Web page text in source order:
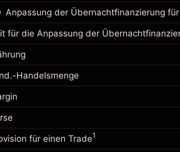
Erfahren Sie mehr über:
CFDs
Margin. Ihre Investition
Übernachtfinanzierung
Gebühren aus fremdfinanzierten
Anpassung der Übernachtfinanzierung
Anpassung der
Übernachtfinanzierung
für die Anpassung der
Handelsmenge
für einen Trade1